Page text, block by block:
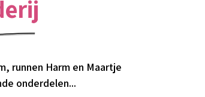
runnen Harm en Maartje
onderdelen...